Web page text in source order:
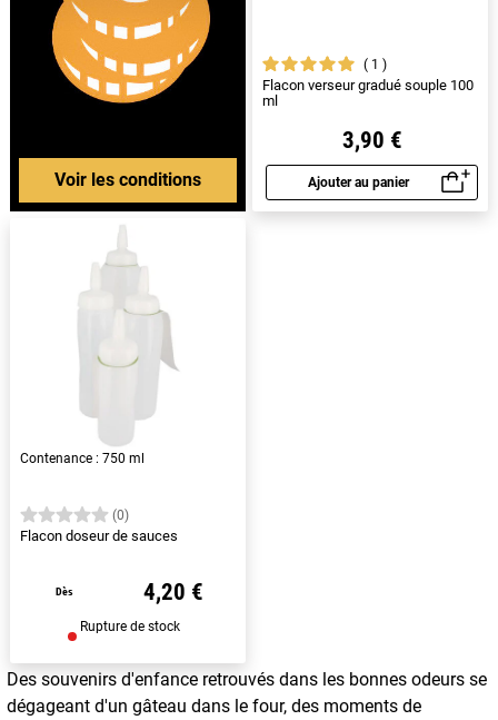
Voir les conditions
1
Flacon verseur gradué souple 100
ml
3,90 €
Ajouter au panier
Aperçu rapide
Contenance : 750 ml
(0)
Flacon doseur de sauces
Dès 4,20 €
Rupture de stock
Des souvenirs d'enfance retrouvés dans les bonnes odeurs se
dégageant d'un gâteau dans le four, des moments de